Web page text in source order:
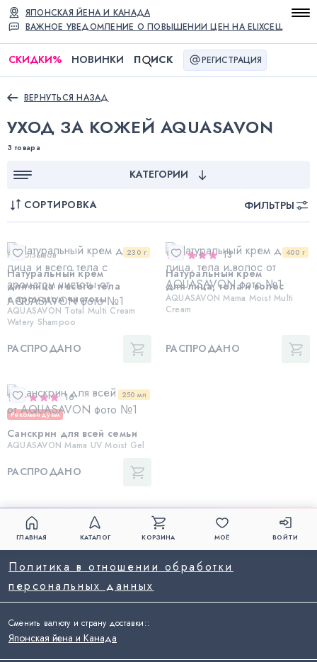
ВАЖНОЕ УВЕДОМЛЕНИЕ О ПОВЫШЕНИИ ЦЕН НА ELIXCELL
ЯПОНСКАЯ ЙЕНА И КАНАДА
СКИДКИ% НОВИНКИ П ИСК РЕГИСТРАЦИЯ
ВЕРНУТЬСЯ НАЗАД
УХОД ЗА КОЖЕЙ AQUASAVON
3 товара
КАТЕГОРИИ
СОРТИРОВКА ФИЛЬТРЫ
230 г
Нет отзывов
Натуральный крем
для лица и всего тела
с ароматом чистоты
AQUASAVON Total Multi Cream
Watery Shampoo
РАСПРОДАНО
400 г
13
Натуральный крем
для лица, тела и волос
AQUASAVON Mama Moist Multi
Cream
РАСПРОДАНО
250 мл
16
Рекомендуем
Санскрин для всей семьи
AQUASAVON Mama UV Moist Gel
РАСПРОДАНО
ГЛАВНАЯ КАТАЛОГ КОРЗИНА МОЁ ВОЙТИ
Политика в отношении обработки
персональных данных
Сменить валюту и страну доставки::
Японская йена и Канада